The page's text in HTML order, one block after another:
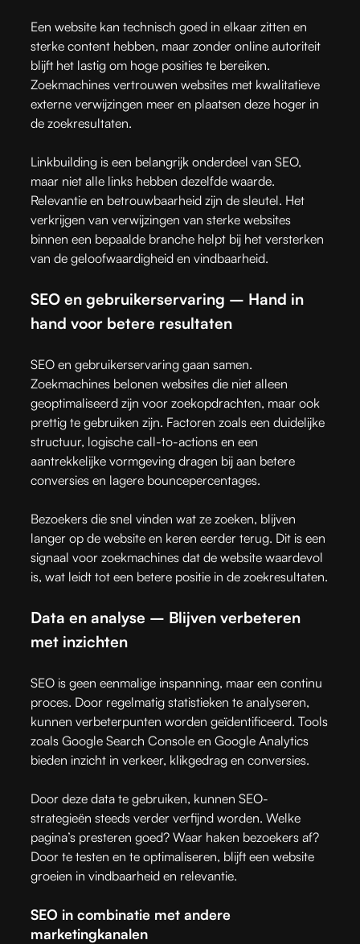
Een website kan technisch goed in elkaar zitten en
sterke content hebben, maar zonder online autoriteit
blijft het lastig om hoge posities te bereiken.
Zoekmachines vertrouwen websites met kwalitatieve
externe verwijzingen meer en plaatsen deze hoger in
de zoekresultaten.
Linkbuilding is een belangrijk onderdeel van SEO,
maar niet alle links hebben dezelfde waarde.
Relevantie en betrouwbaarheid zijn de sleutel. Het
verkrijgen van verwijzingen van sterke websites
binnen een bepaalde branche helpt bij het versterken
van de geloofwaardigheid en vindbaarheid.
SEO en gebruikerservaring – Hand in
hand voor betere resultaten
SEO en gebruikerservaring gaan samen.
Zoekmachines belonen websites die niet alleen
geoptimaliseerd zijn voor zoekopdrachten, maar ook
prettig te gebruiken zijn. Factoren zoals een duidelijke
structuur, logische call-to-actions en een
aantrekkelijke vormgeving dragen bij aan betere
conversies en lagere bouncepercentages.
Bezoekers die snel vinden wat ze zoeken, blijven
langer op de website en keren eerder terug. Dit is een
signaal voor zoekmachines dat de website waardevol
is, wat leidt tot een betere positie in de zoekresultaten.
Data en analyse – Blijven verbeteren
met inzichten
SEO is geen eenmalige inspanning, maar een continu
proces. Door regelmatig statistieken te analyseren,
kunnen verbeterpunten worden geïdentificeerd. Tools
zoals Google Search Console en Google Analytics
bieden inzicht in verkeer, klikgedrag en conversies.
Door deze data te gebruiken, kunnen SEO-
strategieën steeds verder verfijnd worden. Welke
pagina’s presteren goed? Waar haken bezoekers af?
Door te testen en te optimaliseren, blijft een website
groeien in vindbaarheid en relevantie.
SEO in combinatie met andere
marketingkanalen